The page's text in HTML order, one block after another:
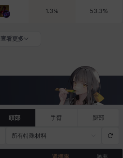
1.3% 53.3%
查看更多
頭部 手臂 腿部
所有特殊材料